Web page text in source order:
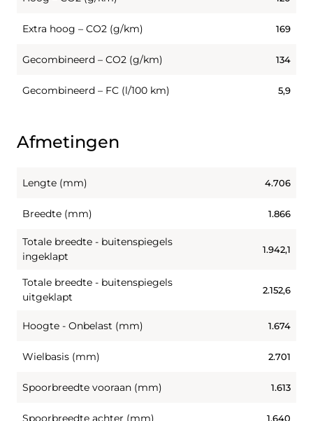
Extra hoog – CO2 (g/km) 169
Gecombineerd – CO2 (g/km) 134
Gecombineerd – FC (l/100 km) 5,9
Afmetingen
Lengte (mm) 4.706
Breedte (mm) 1.866
Totale breedte - buitenspiegels
ingeklapt
1.942,1
Totale breedte - buitenspiegels
uitgeklapt
2.152,6
Hoogte - Onbelast (mm) 1.674
Wielbasis (mm) 2.701
Spoorbreedte vooraan (mm) 1.613
Spoorbreedte achter (mm) 1.640